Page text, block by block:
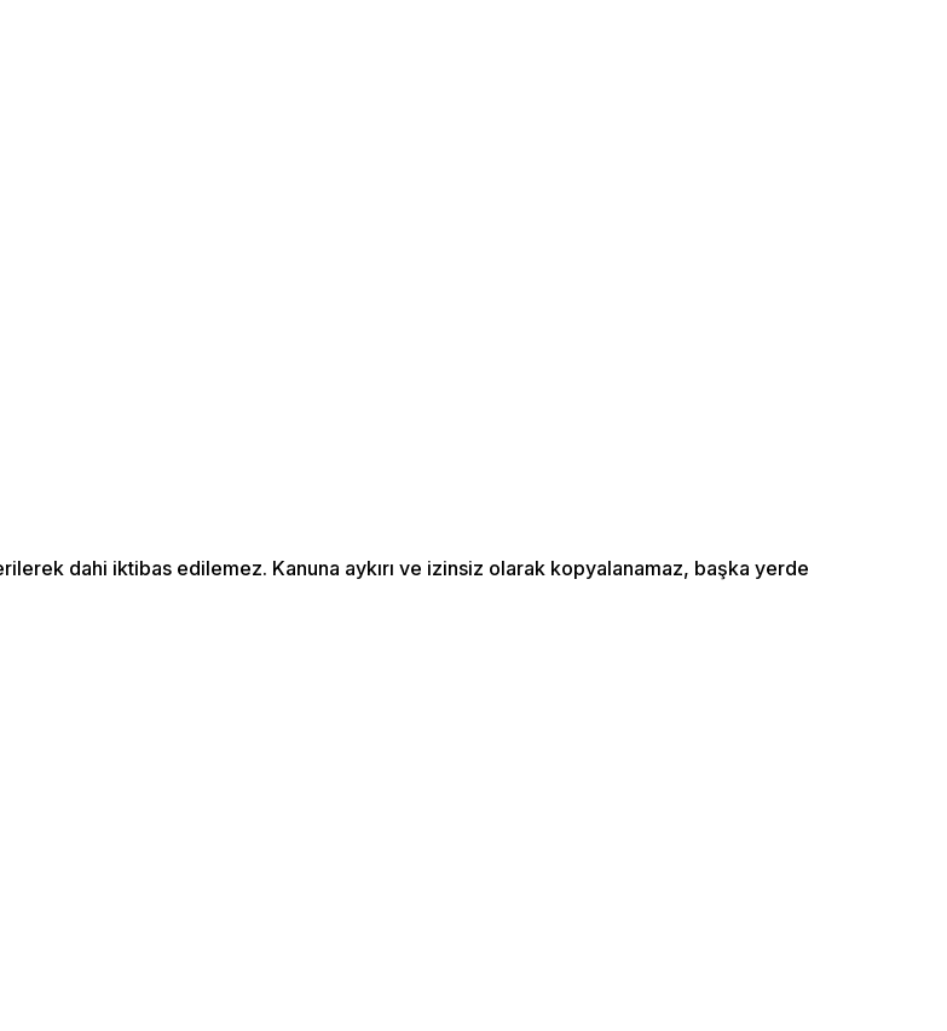
dahi iktibas edilemez. Kanuna aykırı ve izinsiz olarak kopyalanamaz, başka yerde